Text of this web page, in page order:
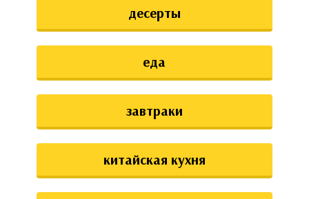
десерты
еда
завтраки
китайская кухня